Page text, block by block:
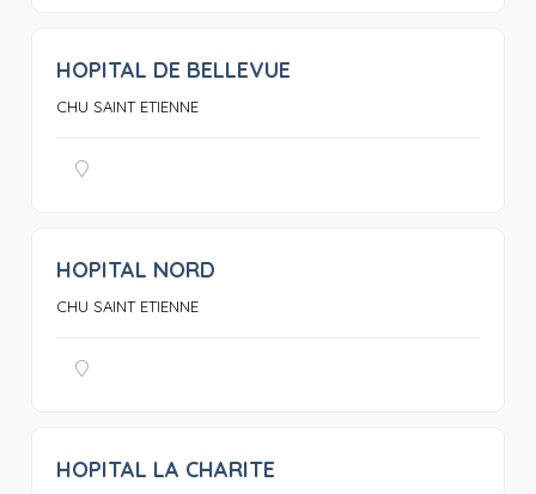
HOPITAL DE BELLEVUE
CHU SAINT ETIENNE
HOPITAL NORD
CHU SAINT ETIENNE
HOPITAL LA CHARITE